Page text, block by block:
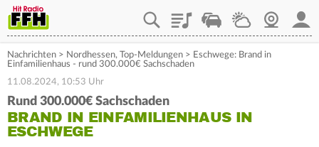
PlaylistStaupilotWetterWebcam
Nachrichten > Nordhessen, Top-Meldungen > Eschwege: Brand in
Einfamilienhaus - rund 300.000€ Sachschaden
11.08.2024, 10:53 Uhr
Rund 300.000€ Sachschaden
BRAND IN EINFAMILIENHAUS IN
ESCHWEGE